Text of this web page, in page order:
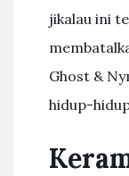
jikalau ini
Ghost &
hidup-